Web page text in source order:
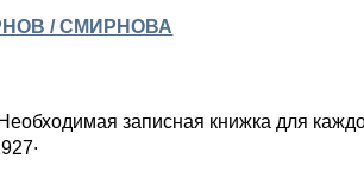
/ СМИРНОВА
записная книжка для
.